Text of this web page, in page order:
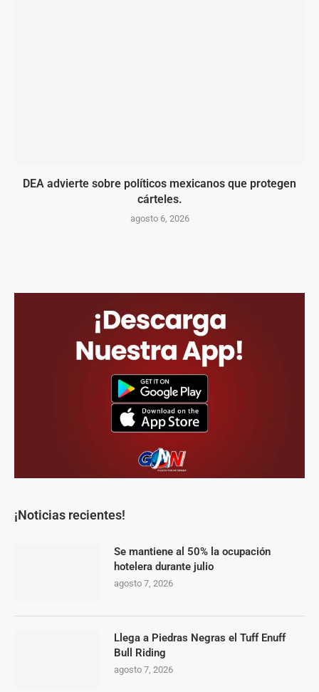
DEA advierte sobre políticos mexicanos que protegen
cárteles.
agosto 6, 2026
¡Noticias recientes!
Se mantiene al 50% la ocupación
hotelera durante julio
agosto 7, 2026
Llega a Piedras Negras el Tuff Enuff
Bull Riding
agosto 7, 2026